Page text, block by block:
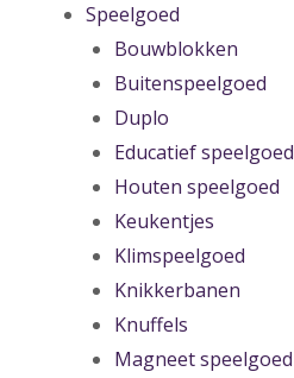
Speelgoed
Bouwblokken
Buitenspeelgoed
Duplo
Educatief speelgoed
Houten speelgoed
Keukentjes
Klimspeelgoed
Knikkerbanen
Knuffels
Magneet speelgoed